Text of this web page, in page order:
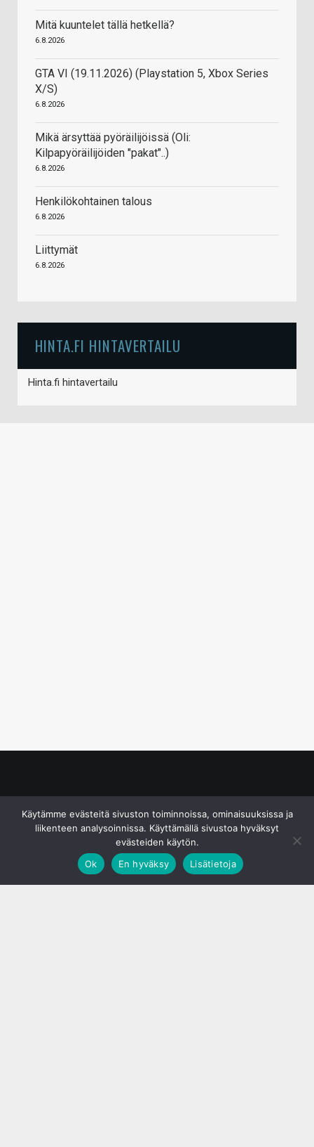
Mitä kuuntelet tällä hetkellä?
6.8.2026
GTA VI (19.11.2026) (Playstation 5, Xbox Series
X/S)
6.8.2026
Mikä ärsyttää pyöräilijöissä (Oli:
Kilpapyöräilijöiden "pakat"..)
6.8.2026
Henkilökohtainen talous
6.8.2026
Liittymät
6.8.2026
HINTA.FI HINTAVERTAILU
Hinta.fi hintavertailu
Käytämme evästeitä sivuston toiminnoissa, ominaisuuksissa ja
liikenteen analysoinnissa. Käyttämällä sivustoa hyväksyt
evästeiden käytön.
Ok
En hyväksy Lisätietoja